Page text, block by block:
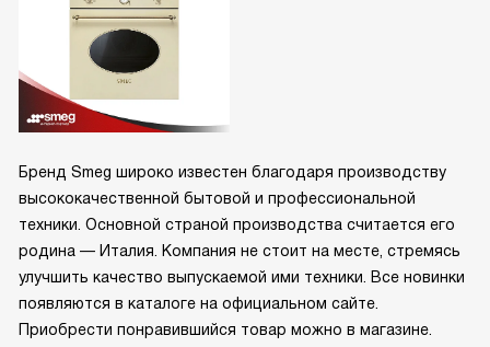
Бренд Smeg широко известен благодаря производству
высококачественной бытовой и профессиональной
техники. Основной страной производства считается его
родина — Италия. Компания не стоит на месте, стремясь
улучшить качество выпускаемой ими техники. Все новинки
появляются в каталоге на официальном сайте.
Приобрести понравившийся товар можно в магазине.